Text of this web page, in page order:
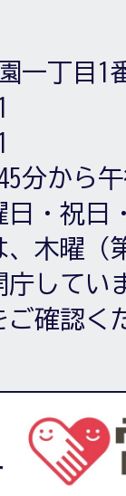
一丁目1
分から
日・祝日
、木曜（
庁してい
ご確認く